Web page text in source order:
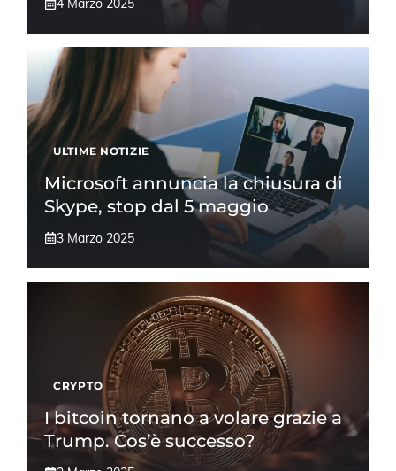
4 Marzo 2025
ULTIME NOTIZIE
Microsoft annuncia la chiusura di
Skype, stop dal 5 maggio
3 Marzo 2025
CRYPTO
I bitcoin tornano a volare grazie a
Trump. Cos’è successo?